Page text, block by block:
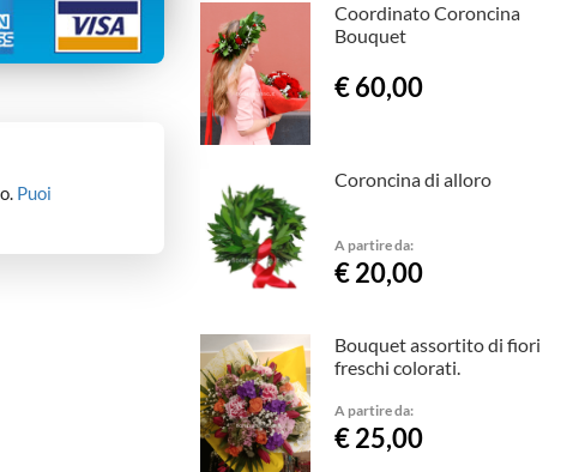
Puoi
Coordinato Coroncina
Bouquet
€ 60,00
Coroncina di alloro
A partire da:
€ 20,00
Bouquet assortito di fiori
freschi colorati.
A partire da:
€ 25,00